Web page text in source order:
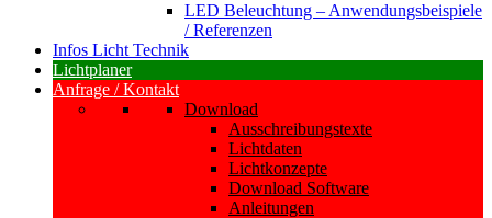
LED Beleuchtung – Anwendungsbeispiele
/ Referenzen
Infos Licht Technik
Lichtplaner
Anfrage / Kontakt
Download
Ausschreibungstexte
Lichtdaten
Lichtkonzepte
Download Software
Anleitungen